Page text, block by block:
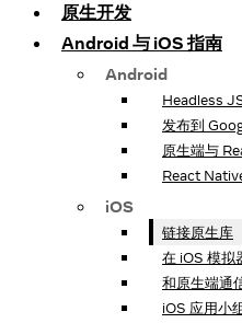
原生开发
Android 与 iOS 指南
Android
Headless
发布到
原生端与
React
iOS
链接原生库
在 iOS 模拟
和原生端通
iOS 应用小